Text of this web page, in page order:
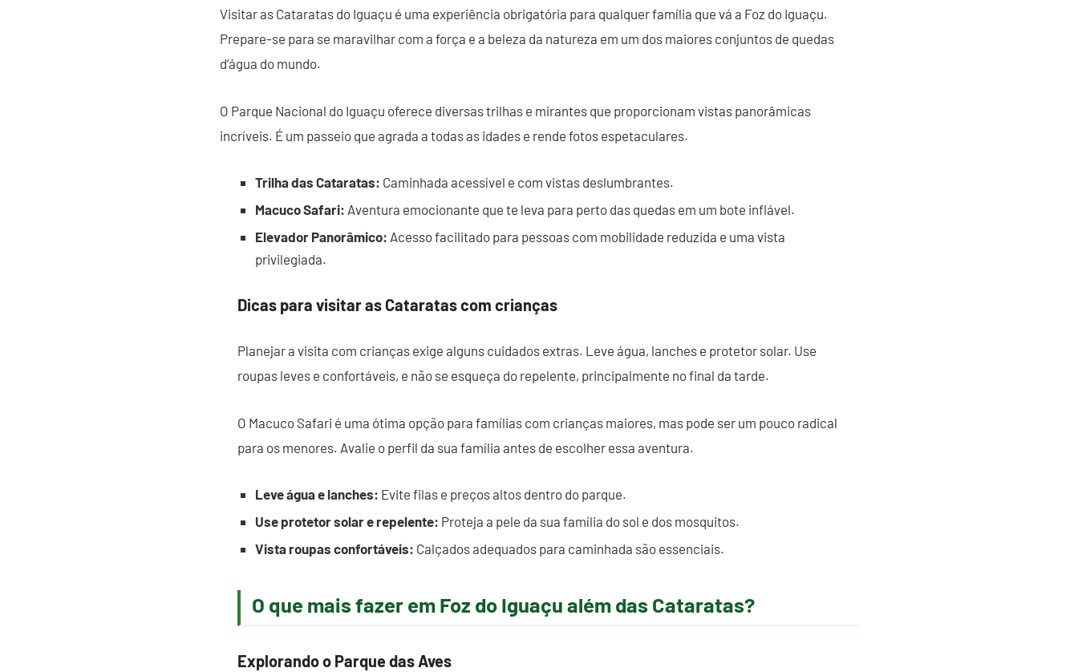
Visitar as Cataratas do Iguaçu é uma experiência obrigatória para qualquer família que vá a Foz do Iguaçu.
Prepare-se para se maravilhar com a força e a beleza da natureza em um dos maiores conjuntos de quedas
d’água do mundo.
O Parque Nacional do Iguaçu oferece diversas trilhas e mirantes que proporcionam vistas panorâmicas
incríveis. É um passeio que agrada a todas as idades e rende fotos espetaculares.
Trilha das Cataratas: Caminhada acessível e com vistas deslumbrantes.
Macuco Safari: Aventura emocionante que te leva para perto das quedas em um bote inflável.
Elevador Panorâmico: Acesso facilitado para pessoas com mobilidade reduzida e uma vista
privilegiada.
Dicas para visitar as Cataratas com crianças
Planejar a visita com crianças exige alguns cuidados extras. Leve água, lanches e protetor solar. Use
roupas leves e confortáveis, e não se esqueça do repelente, principalmente no final da tarde.
O Macuco Safari é uma ótima opção para famílias com crianças maiores, mas pode ser um pouco radical
para os menores. Avalie o perfil da sua família antes de escolher essa aventura.
Leve água e lanches: Evite filas e preços altos dentro do parque.
Use protetor solar e repelente: Proteja a pele da sua família do sol e dos mosquitos.
Vista roupas confortáveis: Calçados adequados para caminhada são essenciais.
O que mais fazer em Foz do Iguaçu além das Cataratas?
Explorando o Parque das Aves